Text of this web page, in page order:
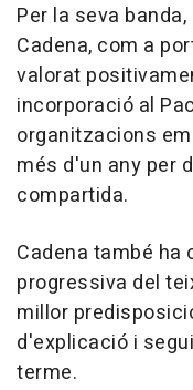
Per la seva
Cadena, com a
valorat
incorporació al
organitzacions
més d'un any per
compartida.
Cadena també
progressiva del
millor
d'explicació i
terme.